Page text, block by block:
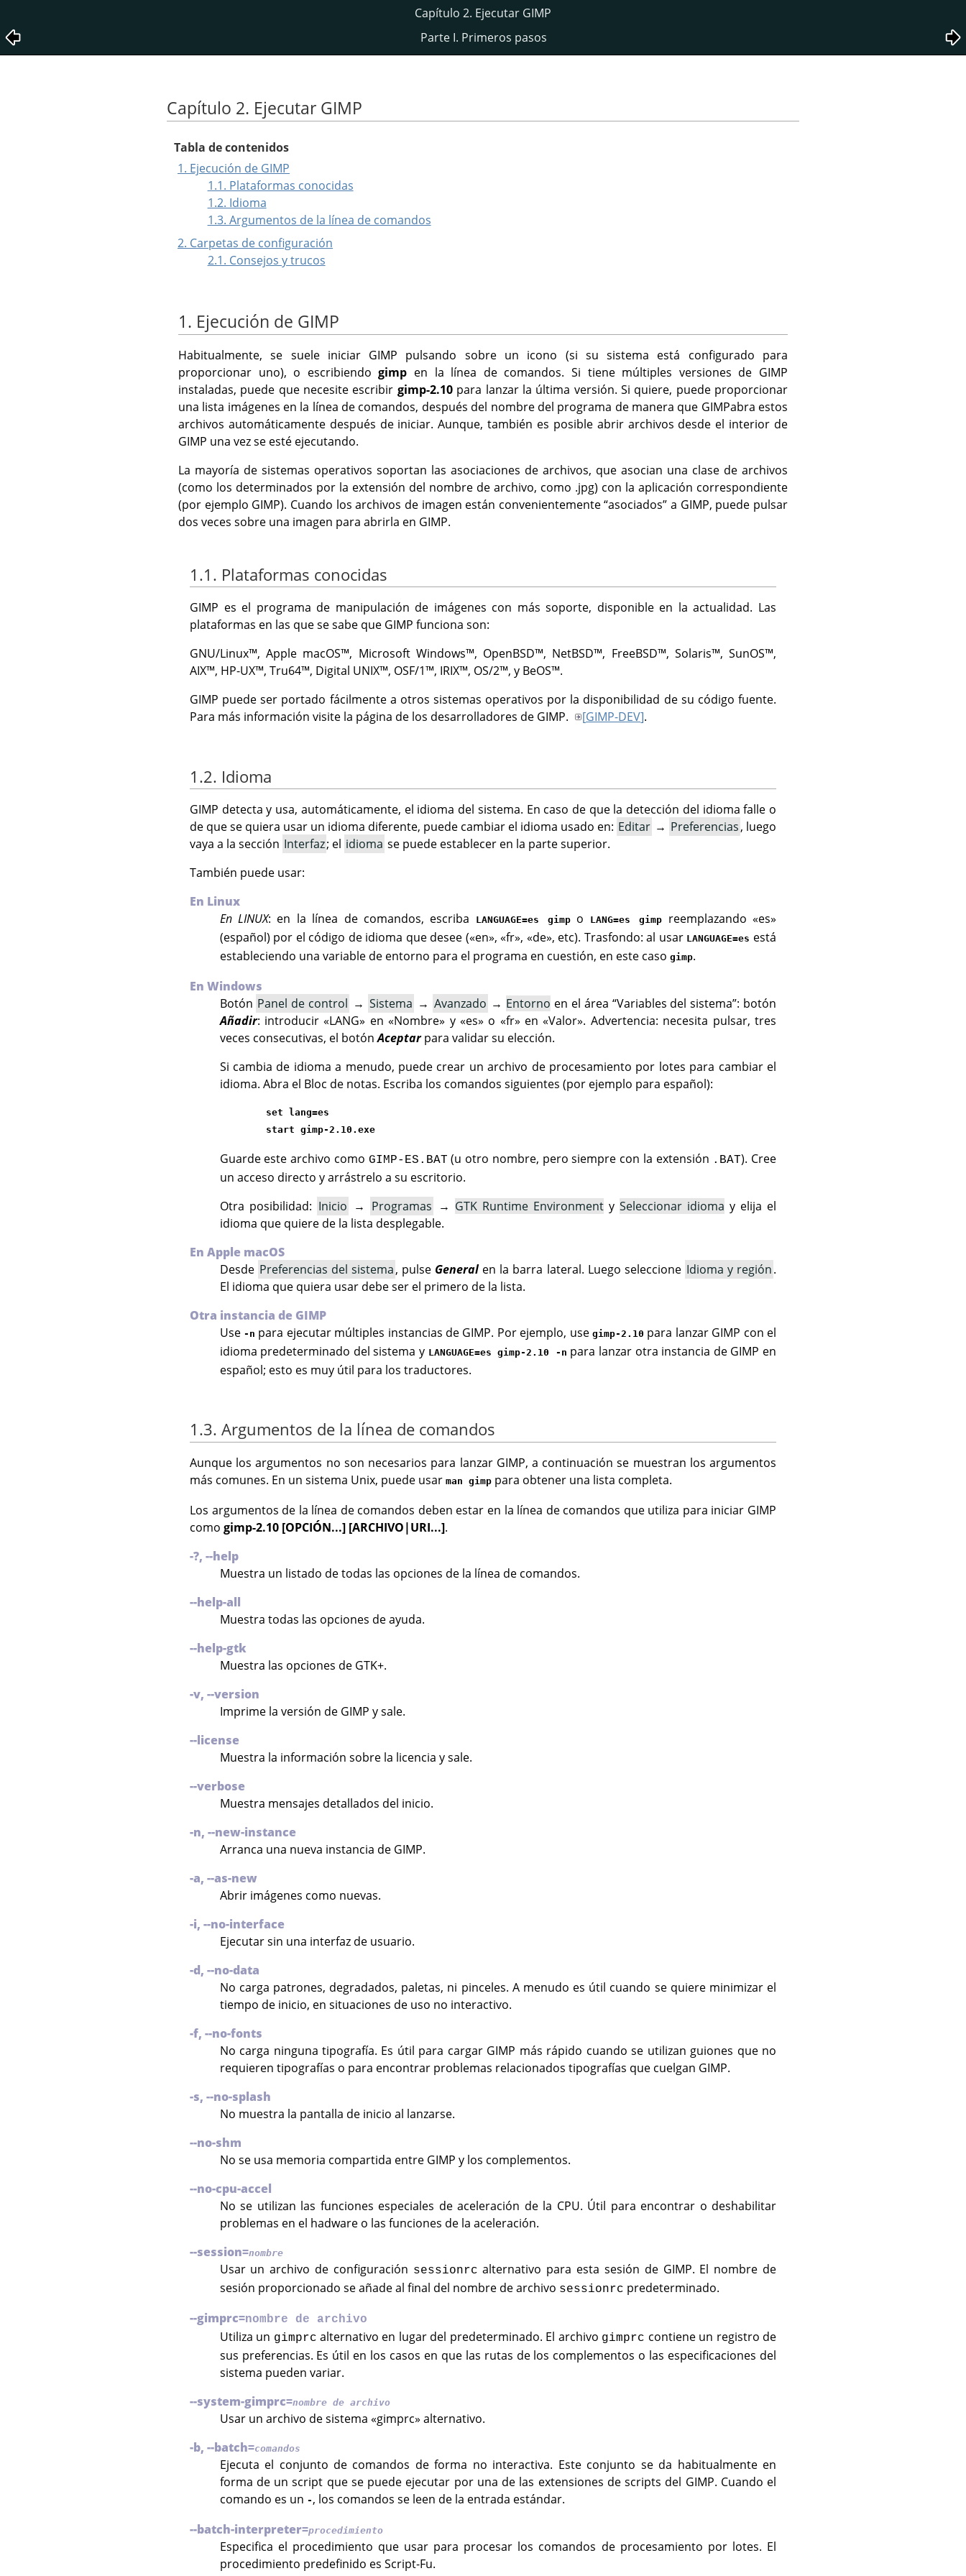
Capítulo 2. Ejecutar GIMP
Parte I. Primeros pasos
Capítulo 2. Ejecutar GIMP
Tabla de contenidos
1. Ejecución de GIMP
1.1. Plataformas conocidas
1.2. Idioma
1.3. Argumentos de la línea de comandos
2. Carpetas de configuración
2.1. Consejos y trucos
1. Ejecución de GIMP
Habitualmente, se suele iniciar GIMP pulsando sobre un icono (si su sistema está configurado para
proporcionar uno), o escribiendogimp en la línea de comandos. Si tiene múltiples versiones de GIMP
instaladas, puede que necesite escribir gimp-2.10para lanzar la última versión. Si quiere, puede proporcionar
una lista imágenes en la línea de comandos, después del nombre del programa de manera que GIMPabra estos
archivos automáticamente después de iniciar. Aunque, también es posible abrir archivos desde el interior de
GIMP una vez se esté ejecutando.
La mayoría de sistemas operativos soportan las asociaciones de archivos, que asocian una clase de archivos
(como los determinados por la extensión del nombre de archivo, como .jpg) con la aplicación correspondiente
(por ejemplo GIMP). Cuando los archivos de imagen están convenientemente“asociados” a GIMP, puede pulsar
dos veces sobre una imagen para abrirla en GIMP.
1.1. Plataformas conocidas
GIMP es el programa de manipulación de imágenes con más soporte, disponible en la actualidad. Las
plataformas en las que se sabe que GIMP funciona son:
GNU/Linux™,Apple macOS™, Microsoft Windows™, OpenBSD™, NetBSD™, FreeBSD™, Solaris™,SunOS™,
AIX™, HP-UX™, Tru64™, Digital UNIX™, OSF/1™, IRIX™, OS/2™, y BeOS™.
GIMP puede ser portado fácilmente a otros sistemas operativos por la disponibilidad de su código fuente.
Para más información visite la página de los desarrolladores de GIMP. [GIMP-DEV].
1.2. Idioma
GIMP detecta y usa, automáticamente, el idioma del sistema. En caso de que la detección del idioma falle o
de que se quiera usar un idioma diferente, puede cambiar el idioma usado en: Editar → Preferencias, luego
vaya a la sección Interfaz; el idioma se puede establecer en la parte superior.
También puede usar:
En Linux
En LINUX: en la línea de comandos, escriba LANGUAGE=es gimp o LANG=es gimp
reemplazando «es»
(español) por el código de idioma que desee («en», «fr», «de», etc). Trasfondo: al usar LANGUAGE=es está
estableciendo una variable de entorno para el programa en cuestión, en este caso gimp.
En Windows
Botón Panel de control → Sistema → Avanzado → Entorno en el área “Variables del sistema”: botón
Añadir: introducir «LANG» en «Nombre» y «es» o «fr» en «Valor». Advertencia: necesita pulsar, tres
veces consecutivas, el botónAceptarpara validar su elección.
Si cambia de idioma a menudo, puede crear un archivo de procesamiento por lotes para cambiar el
idioma. Abra el Bloc de notas. Escriba los comandos siguientes (por ejemplo para español):
set lang=es
start gimp-2.10.exe
Guarde este archivo como GIMP-ES.BAT (u otro nombre, pero siempre con la extensión .BAT). Cree
un acceso directo y arrástrelo a su escritorio.
Otra posibilidad: Inicio → Programas → GTK Runtime Environmenty Seleccionar idioma y elija el
idioma que quiere de la lista desplegable.
En Apple macOS
Desde Preferencias del sistema, pulse Generalen la barra lateral. Luego seleccione Idioma y región.
El idioma que quiera usar debe ser el primero de la lista.
Otra instancia de GIMP
Use -n para ejecutar múltiples instancias de GIMP. Por ejemplo, usegimp-2.10 para lanzar GIMP con el
idioma predeterminado del sistema y LANGUAGE=es gimp-2.10 -n para lanzar otra instancia de GIMP en
español; esto es muy útil para los traductores.
1.3. Argumentos de la línea de comandos
Aunque los argumentos no son necesarios para lanzar GIMP, a continuación se muestran los argumentos
más comunes. En un sistema Unix, puede usar man gimp para obtener una lista completa.
Los argumentos de la línea de comandos deben estar en la línea de comandos que utiliza para iniciar GIMP
como gimp-2.10 [OPCIÓN...] [ARCHIVO|URI...].
-?, --help
Muestra un listado de todas las opciones de la línea de comandos.
--help-all
Muestra todas las opciones de ayuda.
--help-gtk
Muestra las opciones de GTK+.
-v, --version
Imprime la versión de GIMP y sale.
--license
Muestra la información sobre la licencia y sale.
--verbose
Muestra mensajes detallados del inicio.
-n, --new-instance
Arranca una nueva instancia de GIMP.
-a, --as-new
Abrir imágenes como nuevas.
-i, --no-interface
Ejecutar sin una interfaz de usuario.
-d, --no-data
No carga patrones, degradados, paletas, ni pinceles. A menudo es útil cuando se quiere minimizar el
tiempo de inicio, en situaciones de uso no interactivo.
-f, --no-fonts
No carga ninguna tipografía. Es útil para cargar GIMP más rápido cuando se utilizan guiones que no
requieren tipografías o para encontrar problemas relacionados tipografías que cuelgan GIMP.
-s, --no-splash
No muestra la pantalla de inicio al lanzarse.
--no-shm
No se usa memoria compartida entre GIMP y los complementos.
--no-cpu-accel
No se utilizan las funciones especiales de aceleración de la CPU. Útil para encontrar o deshabilitar
problemas en el hadware o las funciones de la aceleración.
--session=nombre
Usar un archivo de configuración sessionrc alternativo para esta sesión de GIMP. El nombre de
sesión proporcionado se añade al final del nombre de archivo sessionrc predeterminado.
--gimprc=nombre de archivo
Utiliza un gimprc alternativo en lugar del predeterminado. El archivo gimprc contiene un registro de
sus preferencias. Es útil en los casos en que las rutas de los complementos o las especificaciones del
sistema pueden variar.
--system-gimprc=nombre de archivo
Usar un archivo de sistema «gimprc» alternativo.
-b, --batch=comandos
Ejecuta el conjunto de comandos de forma no interactiva. Este conjunto se da habitualmente en
forma de un script que se puede ejecutar por una de las extensiones de scripts del GIMP. Cuando el
comando es un - , los comandos se leen de la entrada estándar.
--batch-interpreter=procedimiento
Especifica el procedimiento que usar para procesar los comandos de procesamiento por lotes. El
procedimiento predefinido es Script-Fu.